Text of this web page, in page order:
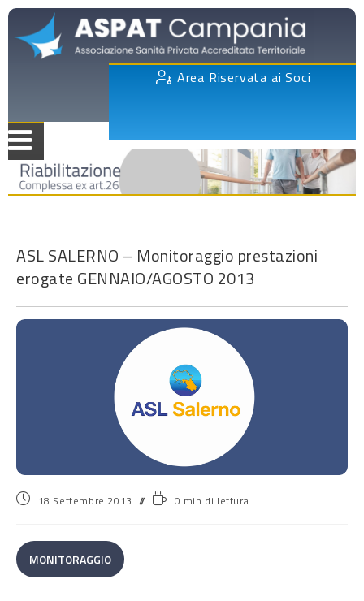
Area Riservata ai Soci
ASL SALERNO – Monitoraggio prestazioni
erogate GENNAIO/AGOSTO 2013
18 Settembre 2013 0 min di lettura
MONITORAGGIO